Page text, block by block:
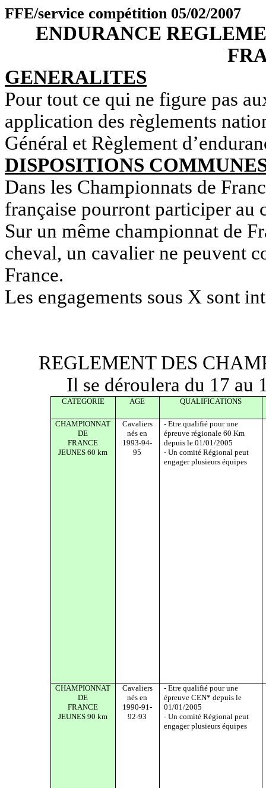
FFE/service compétition 05/02/2007
ENDURANCE
GENERALITES
Pour tout ce qui ne figure pas
application des règlements
Général et Règlement
DISPOSITIONS
Dans les Championnats de
française pourront participer au
Sur un même championnat de
cheval, un cavalier ne peuvent
France.
Les engagements sous X sont
REGLEMENT DES
Il se déroulera du 17 au
CATEGORIE AGE QUALIFICATIONS
CHAMPIONNAT
DE
FRANCE
JEUNES 60 km
Cavaliers
nés en
1993-94-
95
- Etre qualifié pour une
épreuve régionale 60 Km
depuis le 01/01/2005
- Un comité Régional peut
engager plusieurs équipes
CHAMPIONNAT
DE
FRANCE
JEUNES 90 km
Cavaliers
nés en
1990-91-
92-93
- Etre qualifié pour une
épreuve CEN* depuis le
01/01/2005
- Un comité Régional peut
engager plusieurs équipes